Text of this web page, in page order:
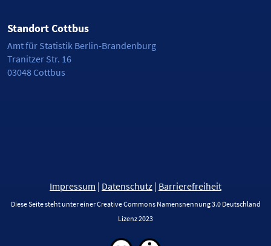
Standort Cottbus
Amt für Statistik Berlin-Brandenburg
Tranitzer Str. 16
03048 Cottbus
Impressum | Datenschutz | Barrierefreiheit
Diese Seite steht unter einer Creative Commons Namensnennung 3.0 Deutschland
Lizenz 2023